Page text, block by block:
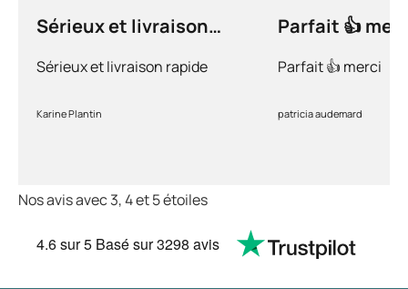
Sérieux et livraison
Sérieux et livraison rapide
Karine Plantin
Parfait 👍
Parfait 👍 merci
patricia audemard
Nos avis avec 3, 4 et 5 étoiles
4.6sur 5 Basé sur3298 avis